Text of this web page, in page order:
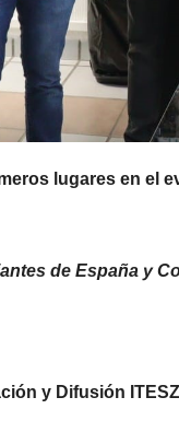
lugares en el
de España y
y Difusión ITESZ